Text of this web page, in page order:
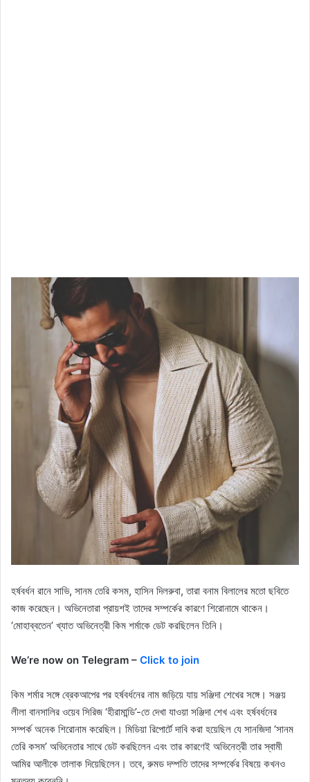
হর্ষবর্ধন রানে সাভি, সানম তেরি কসম, হাসিন দিলরুবা, তারা বনাম বিলালের মতো ছবিতে
কাজ করেছেন। অভিনেতারা প্রায়শই তাদের সম্পর্কের কারণে শিরোনামে থাকেন।
‘মোহাব্বতেন’ খ্যাত অভিনেত্রী কিম শর্মাকে ডেট করছিলেন তিনি।
We’re now on Telegram – Click to join
কিম শর্মার সঙ্গে ব্রেকআপের পর হর্ষবর্ধনের নাম জড়িয়ে যায় সঞ্জিদা শেখের সঙ্গে। সঞ্জয়
লীলা বানসালির ওয়েব সিরিজ ‘হীরামান্ডি’-তে দেখা যাওয়া সঞ্জিদা শেখ এবং হর্ষবর্ধনের
সম্পর্ক অনেক শিরোনাম করেছিল। মিডিয়া রিপোর্টে দাবি করা হয়েছিল যে সানজিদা ‘সানম
তেরি কসম’ অভিনেতার সাথে ডেট করছিলেন এবং তার কারণেই অভিনেত্রী তার স্বামী
আমির আলীকে তালাক দিয়েছিলেন। তবে, রুমড দম্পতি তাদের সম্পর্কের বিষয়ে কখনও